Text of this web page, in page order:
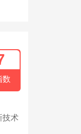
数
技术